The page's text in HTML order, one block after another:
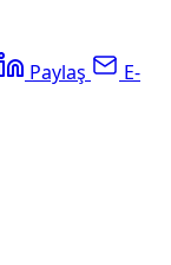
Paylaş
E-